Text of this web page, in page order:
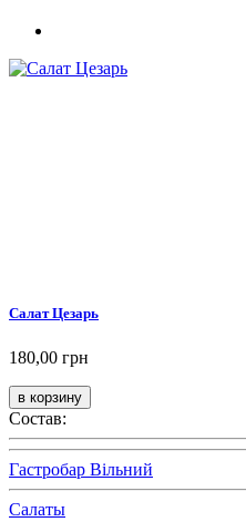
Салат Цезарь
180,00 грн
Состав:
Гастробар Вільний
Салаты